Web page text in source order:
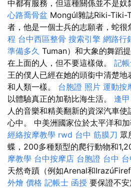
中都有服務，但這種關係並不是奴
心路喬骨盆 Mongúl雜誌Riki-Tiki-
者，他是一個士兵的志願者，蛇很
程 台中西區整骨 搜索引擎 網路行
準備多久 Tuman）和大象的舞蹈
在上面的人，但不要這樣做。 記
王的僕人已經在她的頭銜中清楚地
和人類一樣。 台胞證 照片 運動按
以體驗真正的加勒比海生活。 逢
人的音樂和精美翻新的資深汽車
心中。 中美洲國家位於太平洋和加
經絡按摩教學 rwd 台中 筋膜刀 眾
蝶，200多種類型的爬行動物和
摩教學 台中按摩店 台胞證 台中
天然奇蹟（例如Arenal和
外燴 價格 記帳士 函授 要保證不